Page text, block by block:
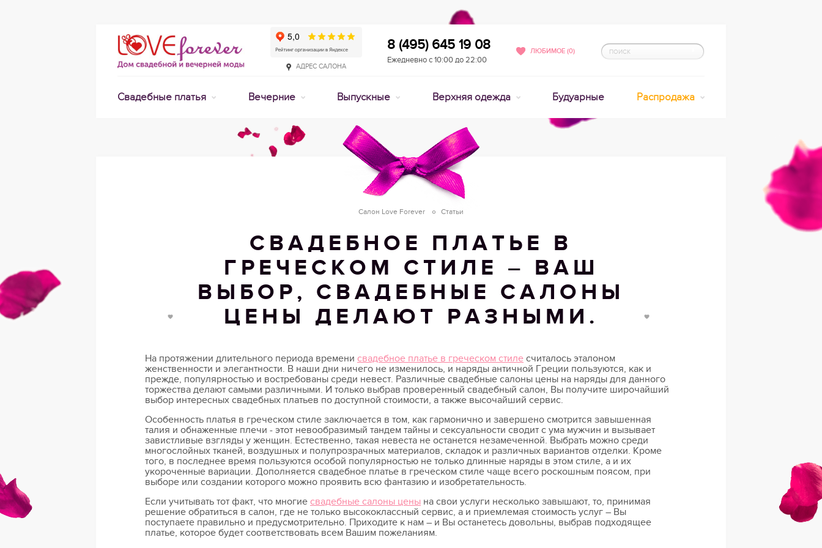
АДРЕС САЛОНА
8 (495) 645 19 08
Ежедневно с 10:00 до 22:00
ЛЮБИМОЕ (0)
Свадебные платья Вечерние Выпускные Верхняя одежда Будуарные Распродажа
Салон Love Forever Статьи
СВАДЕБНОЕ ПЛАТЬЕ В
ГРЕЧЕСКОМ СТИЛЕ – ВАШ
ВЫБОР, СВАДЕБНЫЕ САЛОНЫ
ЦЕНЫ ДЕЛАЮТ РАЗНЫМИ.
На протяжении длительного периода времени свадебное платье в греческом стиле считалось эталоном
женственности и элегантности. В наши дни ничего не изменилось, и наряды античной Греции пользуются, как и
прежде, популярностью и востребованы среди невест. Различные свадебные салоны цены на наряды для данного
торжества делают самыми различными. И только выбрав проверенный свадебный салон, Вы получите широчайший
выбор интересных свадебных платьев по доступной стоимости, а также высочайший сервис.
Особенность платья в греческом стиле заключается в том, как гармонично и завершено смотрится завышенная
талия и обнаженные плечи - этот невообразимый тандем тайны и сексуальности сводит с ума мужчин и вызывает
завистливые взгляды у женщин. Естественно, такая невеста не останется незамеченной. Выбрать можно среди
многослойных тканей, воздушных и полупрозрачных материалов, складок и различных вариантов отделки. Кроме
того, в последнее время пользуются особой популярностью не только длинные наряды в этом стиле, а и их
укороченные вариации. Дополняется свадебное платье в греческом стиле чаще всего роскошным поясом, при
выборе или создании которого можно проявить всю фантазию и изобретательность.
Если учитывать тот факт, что многие свадебные салоны цены на свои услуги несколько завышают, то, принимая
решение обратиться в салон, где не только высококлассный сервис, а и приемлемая стоимость услуг – Вы
поступаете правильно и предусмотрительно. Приходите к нам – и Вы останетесь довольны, выбрав подходящее
платье, которое будет соответствовать всем Вашим пожеланиям.